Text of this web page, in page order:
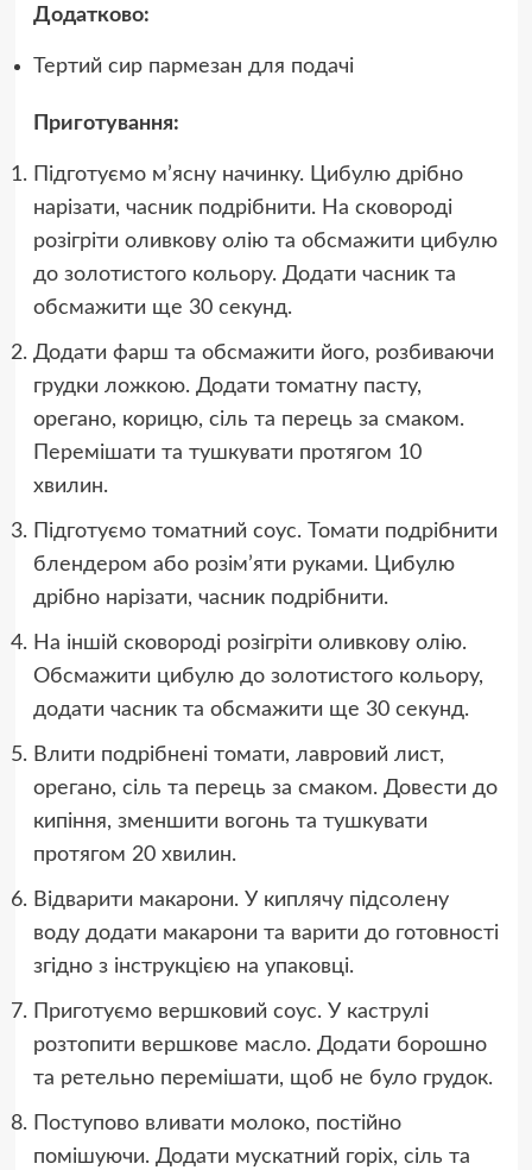
Додатково:
Тертий сир пармезан для подачі
Приготування:
Підготуємо м’ясну начинку. Цибулю дрібно
нарізати, часник подрібнити. На сковороді
розігріти оливкову олію та обсмажити цибулю
до золотистого кольору. Додати часник та
обсмажити ще 30 секунд.
Додати фарш та обсмажити його, розбиваючи
грудки ложкою. Додати томатну пасту,
орегано, корицю, сіль та перець за смаком.
Перемішати та тушкувати протягом 10
хвилин.
Підготуємо томатний соус. Томати подрібнити
блендером або розім’яти руками. Цибулю
дрібно нарізати, часник подрібнити.
На іншій сковороді розігріти оливкову олію.
Обсмажити цибулю до золотистого кольору,
додати часник та обсмажити ще 30 секунд.
Влити подрібнені томати, лавровий лист,
орегано, сіль та перець за смаком. Довести до
кипіння, зменшити вогонь та тушкувати
протягом 20 хвилин.
Відварити макарони. У киплячу підсолену
воду додати макарони та варити до готовності
згідно з інструкцією на упаковці.
Приготуємо вершковий соус. У каструлі
розтопити вершкове масло. Додати борошно
та ретельно перемішати, щоб не було грудок.
Поступово вливати молоко, постійно
помішуючи. Додати мускатний горіх, сіль та